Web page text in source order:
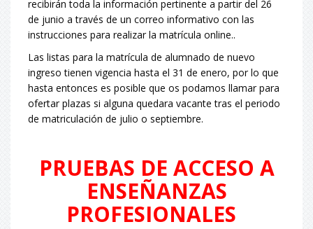
recibirán toda la información pertinente a partir del 26
de junio a través de un correo informativo con las
instrucciones para realizar la matrícula online..
Las listas para la matrícula de alumnado de nuevo
ingreso tienen vigencia hasta el 31 de enero, por lo que
hasta entonces es posible que os podamos llamar para
ofertar plazas si alguna quedara vacante tras el periodo
de matriculación de julio o septiembre.
PRUEBAS DE ACCESO A
ENSEÑANZAS
PROFESIONALES